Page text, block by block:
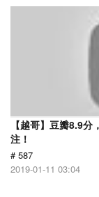
【越哥】豆瓣8.9
注！
# 587
2019-01-11 03:04